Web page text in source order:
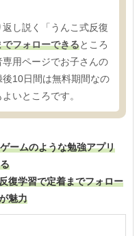
し説く「うんこ式反復
フォローできるところ
用ページでお子さんの
10日間は無料期間なの
いところです。
ームのような勉強アプリ
復学習で定着までフォロー
魅力